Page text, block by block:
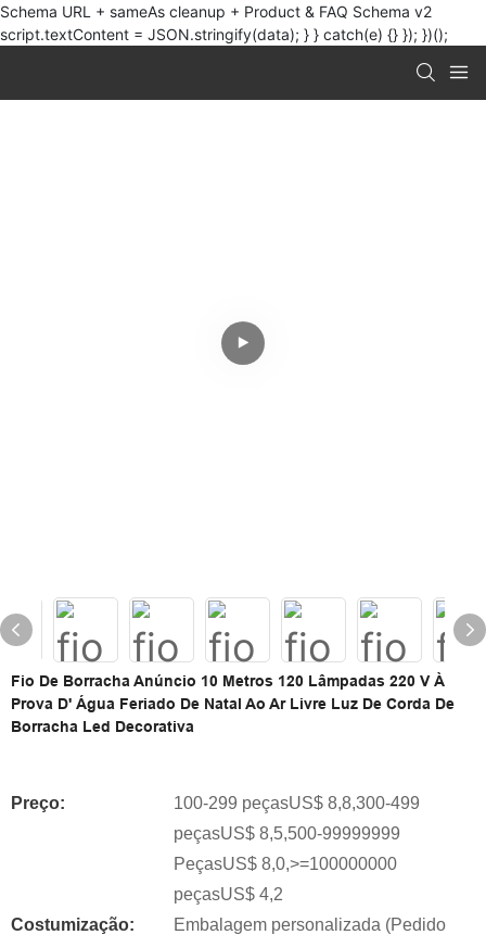
Schema URL + sameAs cleanup + Product & FAQ Schema v2
script.textContent = JSON.stringify(data); } } catch(e) {} }); })();
Fio De Borracha Anúncio 10 Metros 120 Lâmpadas 220 V À
Prova D' Água Feriado De Natal Ao Ar Livre Luz De Corda De
Borracha Led Decorativa
Preço:
100-299 peçasUS$ 8,8,300-499
peçasUS$ 8,5,500-99999999
PeçasUS$ 8,0,>=100000000
peçasUS$ 4,2
Costumização:
Embalagem personalizada (Pedido